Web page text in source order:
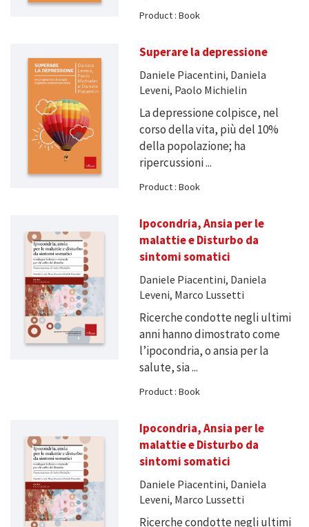
Product : Book
Superare la depressione
Daniele Piacentini, Daniela
Leveni, Paolo Michielin
La depressione colpisce, nel
corso della vita, più del 10%
della popolazione; ha
ripercussioni ...
Product : Book
Ipocondria, Ansia per le
malattie e Disturbo da
sintomi somatici
Daniele Piacentini, Daniela
Leveni, Marco Lussetti
Ricerche condotte negli ultimi
anni hanno dimostrato come
l’ipocondria, o ansia per la
salute, sia ...
Product : Book
Ipocondria, Ansia per le
malattie e Disturbo da
sintomi somatici
Daniele Piacentini, Daniela
Leveni, Marco Lussetti
Ricerche condotte negli ultimi